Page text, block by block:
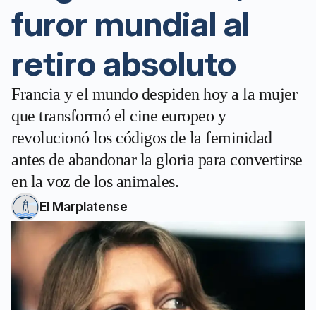
furor mundial al
retiro absoluto
Francia y el mundo despiden hoy a la mujer
que transformó el cine europeo y
revolucionó los códigos de la feminidad
antes de abandonar la gloria para convertirse
en la voz de los animales.
El Marplatense